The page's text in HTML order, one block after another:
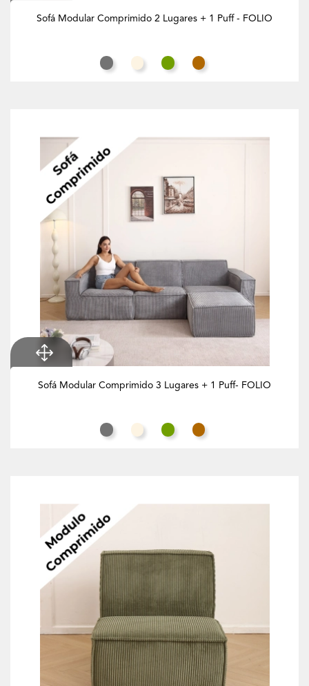
Sofá Modular Comprimido 2 Lugares + 1 Puff - FOLIO
Cinza RatoBranco Creme
Verde Azeitona
Butternut
Sofá Modular Comprimido 3 Lugares + 1 Puff- FOLIO
Cinza RatoBranco Creme
Verde Azeitona
Butternut